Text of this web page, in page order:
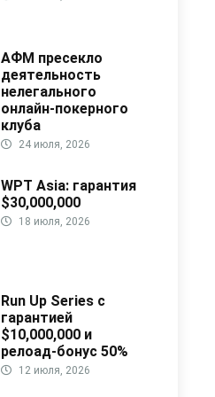
АФМ пресекло
деятельность
нелегального
онлайн-покерного
клуба
24 июля, 2026
WPT Asia: гарантия
$30,000,000
18 июля, 2026
Run Up Series с
гарантией
$10,000,000 и
релоад-бонус 50%
12 июля, 2026